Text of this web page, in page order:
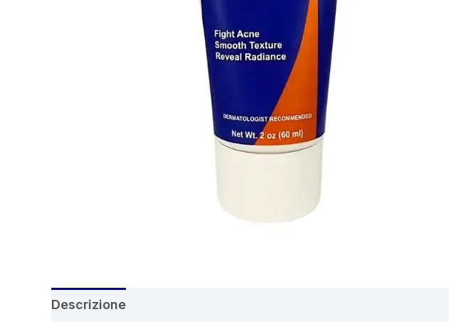
Descrizione